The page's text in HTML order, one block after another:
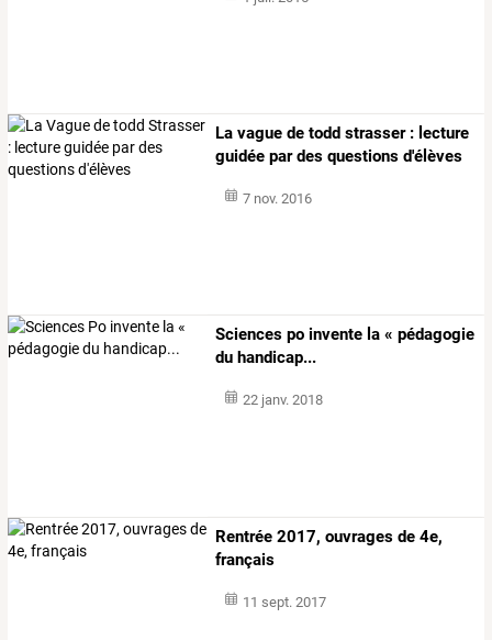
La vague de todd strasser : lecture
guidée par des questions d'élèves
7 nov. 2016
Sciences po invente la « pédagogie
du handicap...
22 janv. 2018
Rentrée 2017, ouvrages de 4e,
français
11 sept. 2017